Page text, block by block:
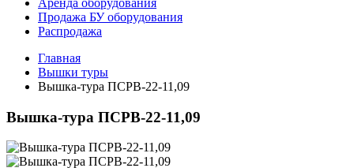
Аренда оборудования
Продажа БУ оборудования
Распродажа
Главная
Вышки туры
Вышка-тура ПСРВ-22-11,09
Вышка-тура ПСРВ-22-11,09